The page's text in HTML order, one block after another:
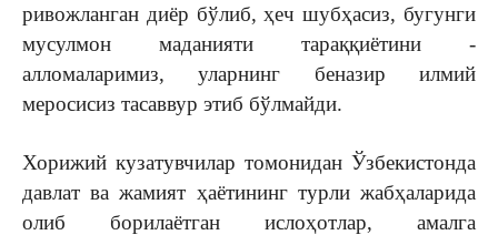
ривожланган диёр бўлиб, ҳеч шубҳасиз, бугунги
мусулмон маданияти тараққиётини ­
алломаларимиз, уларнинг беназир ­илмий
меросисиз тасаввур этиб бўлмайди.
Хорижий кузатувчилар томонидан Ўзбекистонда
давлат ва жамият ҳаётининг турли жабҳаларида
олиб борилаётган ислоҳотлар, амалга